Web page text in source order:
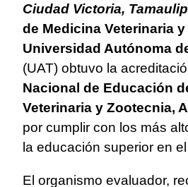
Ciudad Victoria,
de Medicina Veterinaria
Universidad Autónoma
(UAT) obtuvo la
Nacional de Educación
Veterinaria y Zootecnia,
por cumplir con los más
la educación superior en
El organismo evaluador,